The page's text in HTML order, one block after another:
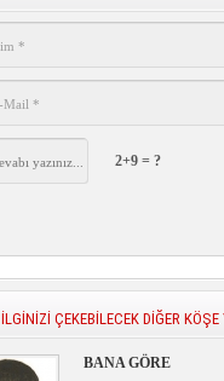
2+9 = ?
İLGİNİZİ ÇEKEBİLECEK DİĞER
BANA GÖRE